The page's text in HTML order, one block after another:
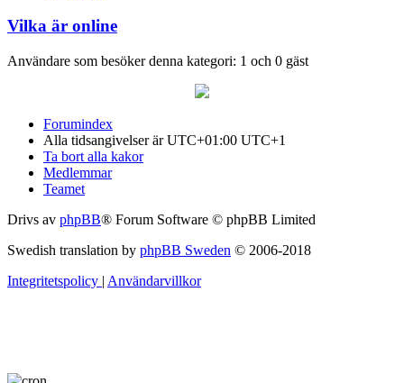
Vilka är online
Användare som besöker denna kategori: 1 och 0 gäst
Forumindex
Alla tidsangivelser är UTC+01:00 UTC+1
Ta bort alla kakor
Medlemmar
Teamet
Drivs av phpBB® Forum Software © phpBB Limited
Swedish translation by phpBB Sweden © 2006-2018
Integritetspolicy | Användarvillkor